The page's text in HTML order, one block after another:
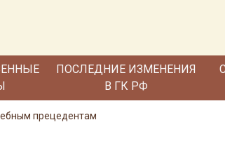
ПОСЛЕДНИЕ ИЗМЕНЕНИЯ
В ГК РФ
прецедентам